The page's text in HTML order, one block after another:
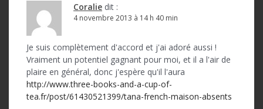
Coralie dit :
4 novembre 2013 à 14 h 40 min
Je suis complètement d'accord et j'ai adoré aussi !
Vraiment un potentiel gagnant pour moi, et il a l'air de
plaire en général, donc j'espère qu'il l'aura
http://www.three-books-and-a-cup-of-
tea.fr/post/61430521399/tana-french-maison-absents